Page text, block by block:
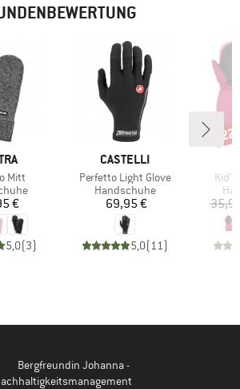
Mitt
€
5,0(3)
MARKE
CASTELLI
Artikel
Perfetto Light Glove
Produktgruppe
Handschuhe
Preis
69,95 €
5,0(11)
Kid's
Bergfreundin Johanna -